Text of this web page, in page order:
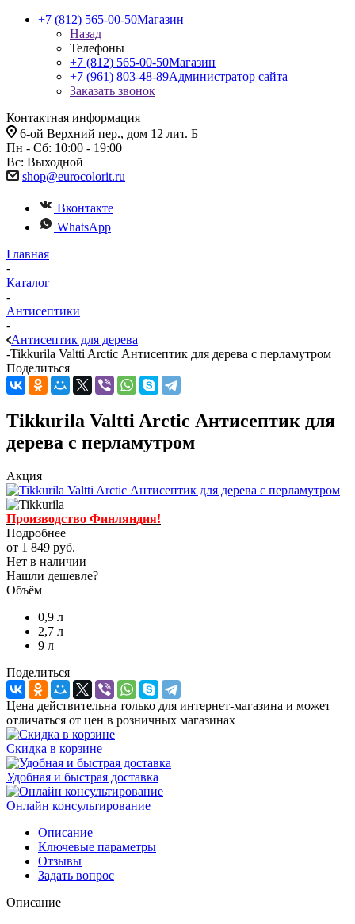
+7 (812) 565-00-50Магазин
Назад
Телефоны
+7 (812) 565-00-50Магазин
+7 (961) 803-48-89Администратор сайта
Заказать звонок
Контактная информация
6-ой Верхний пер., дом 12 лит. Б
Пн - Сб: 10:00 - 19:00
Вс: Выходной
shop@eurocolorit.ru
Вконтакте
WhatsApp
Главная
-
Каталог
-
Антисептики
-
Антисептик для дерева
-Tikkurila Valtti Arctic Антисептик для дерева с перламутром
Поделиться
Tikkurila Valtti Arctic Антисептик для
дерева с перламутром
Акция
Производство Финляндия!
Подробнее
от 1 849 руб.
Нет в наличии
Нашли дешевле?
Объём
0,9 л
2,7 л
9 л
Поделиться
Цена действительна только для интернет-магазина и может
отличаться от цен в розничных магазинах
Скидка в корзине
Удобная и быстрая доставка
Онлайн консультирование
Описание
Ключевые параметры
Отзывы
Задать вопрос
Описание